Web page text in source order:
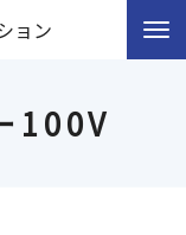
ョン
100V